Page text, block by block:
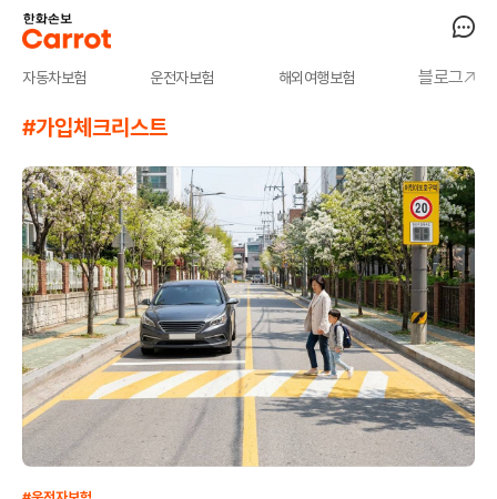
자동차보험 운전자보험 해외여행보험 블로그
#가입체크리스트